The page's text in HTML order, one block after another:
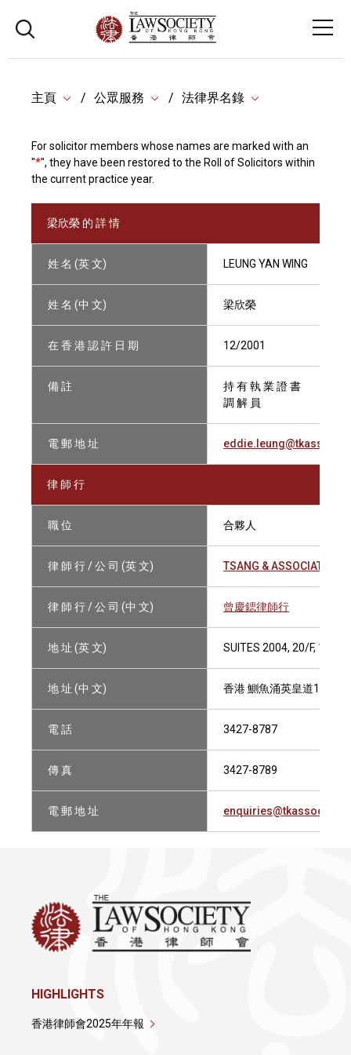
主頁 公眾服務 法律界名錄
For solicitor members whose names are marked with an
"*", they have been restored to the Roll of Solicitors within
the current practice year.
梁欣榮 的 詳 情
姓 名 (英 文) LEUNG YAN WING
姓 名 (中 文) 梁欣榮
在 香 港 認 許 日 期 12/2001
備 註
持 有 執 業 證 書
調 解 員
電 郵 地 址
律 師 行
職 位 合夥人
律 師 行 / 公 司 (英 文) TSANG & ASSOCIATES
律 師 行 / 公 司 (中 文) 曾慶鍶律師行
地 址 (英 文) SUITES 2004, 20/F, 1063
地 址 (中 文) 香港 鰂魚涌英皇道1063
電 話 3427-8787
傳 真 3427-8789
電 郵 地 址
HIGHLIGHTS
香港律師會2025年年報